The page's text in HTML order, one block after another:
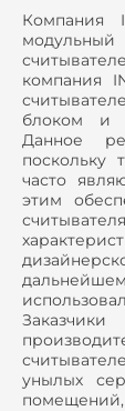
Компания
компания
блоком и
Данное
поскольку
часто
этим
Заказчики
унылых
помещений,